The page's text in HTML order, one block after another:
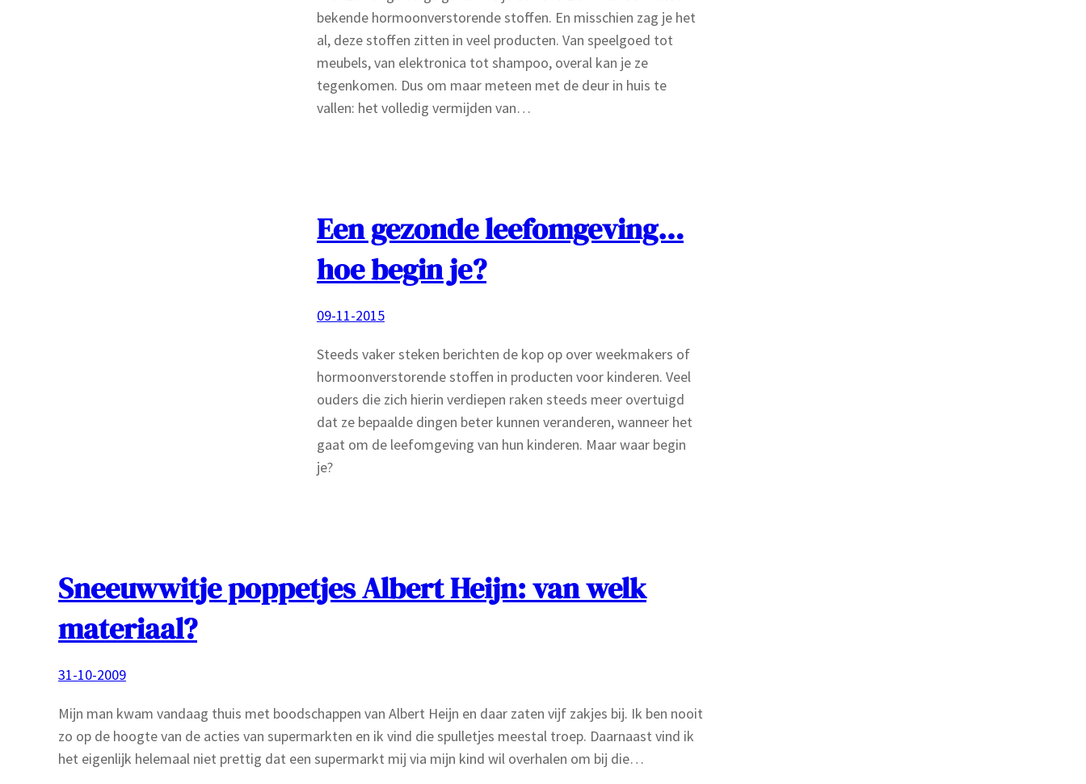
bekende hormoonverstorende stoffen. En misschien zag je het
al, deze stoffen zitten in veel producten. Van speelgoed tot
meubels, van elektronica tot shampoo, overal kan je ze
tegenkomen. Dus om maar meteen met de deur in huis te
vallen: het volledig vermijden van…
Een gezonde leefomgeving…
hoe begin je?
09-11-2015
Steeds vaker steken berichten de kop op over weekmakers of
hormoonverstorende stoffen in producten voor kinderen. Veel
ouders die zich hierin verdiepen raken steeds meer overtuigd
dat ze bepaalde dingen beter kunnen veranderen, wanneer het
gaat om de leefomgeving van hun kinderen. Maar waar begin
je?
Sneeuwwitje poppetjes Albert Heijn: van welk
materiaal?
31-10-2009
Mijn man kwam vandaag thuis met boodschappen van Albert Heijn en daar zaten vijf zakjes bij. Ik ben nooit
zo op de hoogte van de acties van supermarkten en ik vind die spulletjes meestal troep. Daarnaast vind ik
het eigenlijk helemaal niet prettig dat een supermarkt mij via mijn kind wil overhalen om bij die…